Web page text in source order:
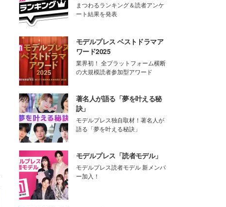
まつわるランキング＆読者アンケ
ート結果を発表
モデルプレス ベストドラマア
ワード2025
業界初！ 全プラットフォーム横断
の大規模読者参加型アワード
著名人が語る「夢を叶える秘
訣」
モデルプレス独自取材！著名人が
語る「夢を叶える秘訣」
モデルプレス「読者モデル」
モデルプレス読者モデル 新メンバ
ー加入！